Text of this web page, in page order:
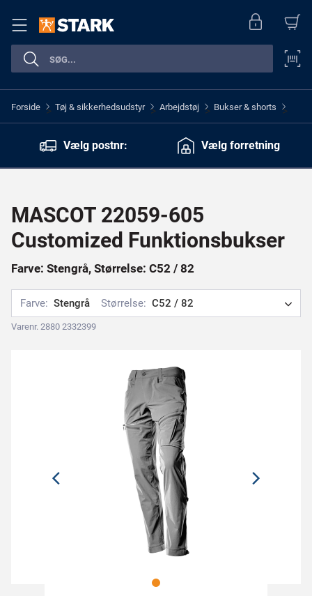
Forside > Tøj & sikkerhedsudstyr > Arbejdstøj > Bukser & shorts >
Vælg postnr: Vælg forretning
MASCOT 22059-605
Customized Funktionsbukser
Farve: Stengrå, Størrelse: C52 / 82
Farve: Stengrå Størrelse: C52 / 82
Varenr. 2880 2332399